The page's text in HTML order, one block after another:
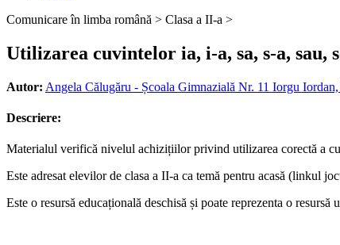
Comunicare în limba română > Clasa a II-a >
Utilizarea cuvintelor ia, i-a, sa, s-a, sau,
Autor: Angela Călugăru - Școala Gimnazială Nr. 11 Iorgu
Descriere:
Materialul verifică nivelul achizițiilor privind utilizarea corectă a
Este adresat elevilor de clasa a II-a ca temă pentru acasă (linkul
Este o resursă educațională deschisă și poate reprezenta o resursă